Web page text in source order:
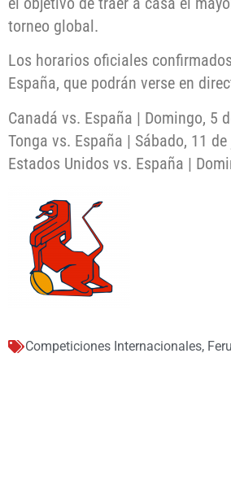
torneo global.
Los horarios oficiales
España, que podrán verse en
Canadá vs. España | Domingo, 5
Tonga vs. España | Sábado, 11
Estados Unidos vs. España |
Competiciones Internacionales,